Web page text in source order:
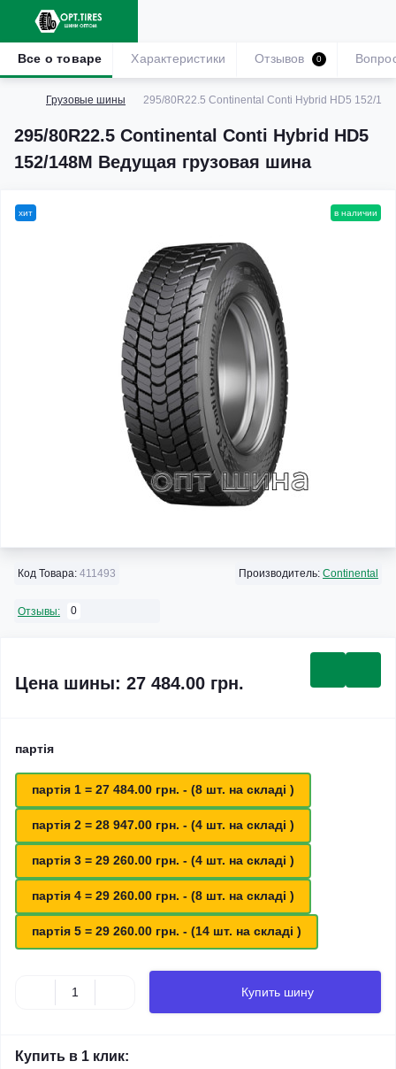
Грузовые шины 295/80R22.5 Continental Conti Hybrid HD5 152/
295/80R22.5 Continental Conti Hybrid HD5
152/148M Ведущая грузовая шина
Все о товаре Характеристики Отзывов 0
хит в наличии
Код Товара: 411493 Производитель: Continental
Отзывы: 0
Цена шины: 27 484.00 грн.
партія
партія 1 = 27 484.00 грн. - (8 шт. на складі )
партія 2 = 28 947.00 грн. - (4 шт. на складі )
партія 3 = 29 260.00 грн. - (4 шт. на складі )
партія 4 = 29 260.00 грн. - (8 шт. на складі )
партія 5 = 29 260.00 грн. - (14 шт. на складі )
Купить шину
Купить в 1 клик: